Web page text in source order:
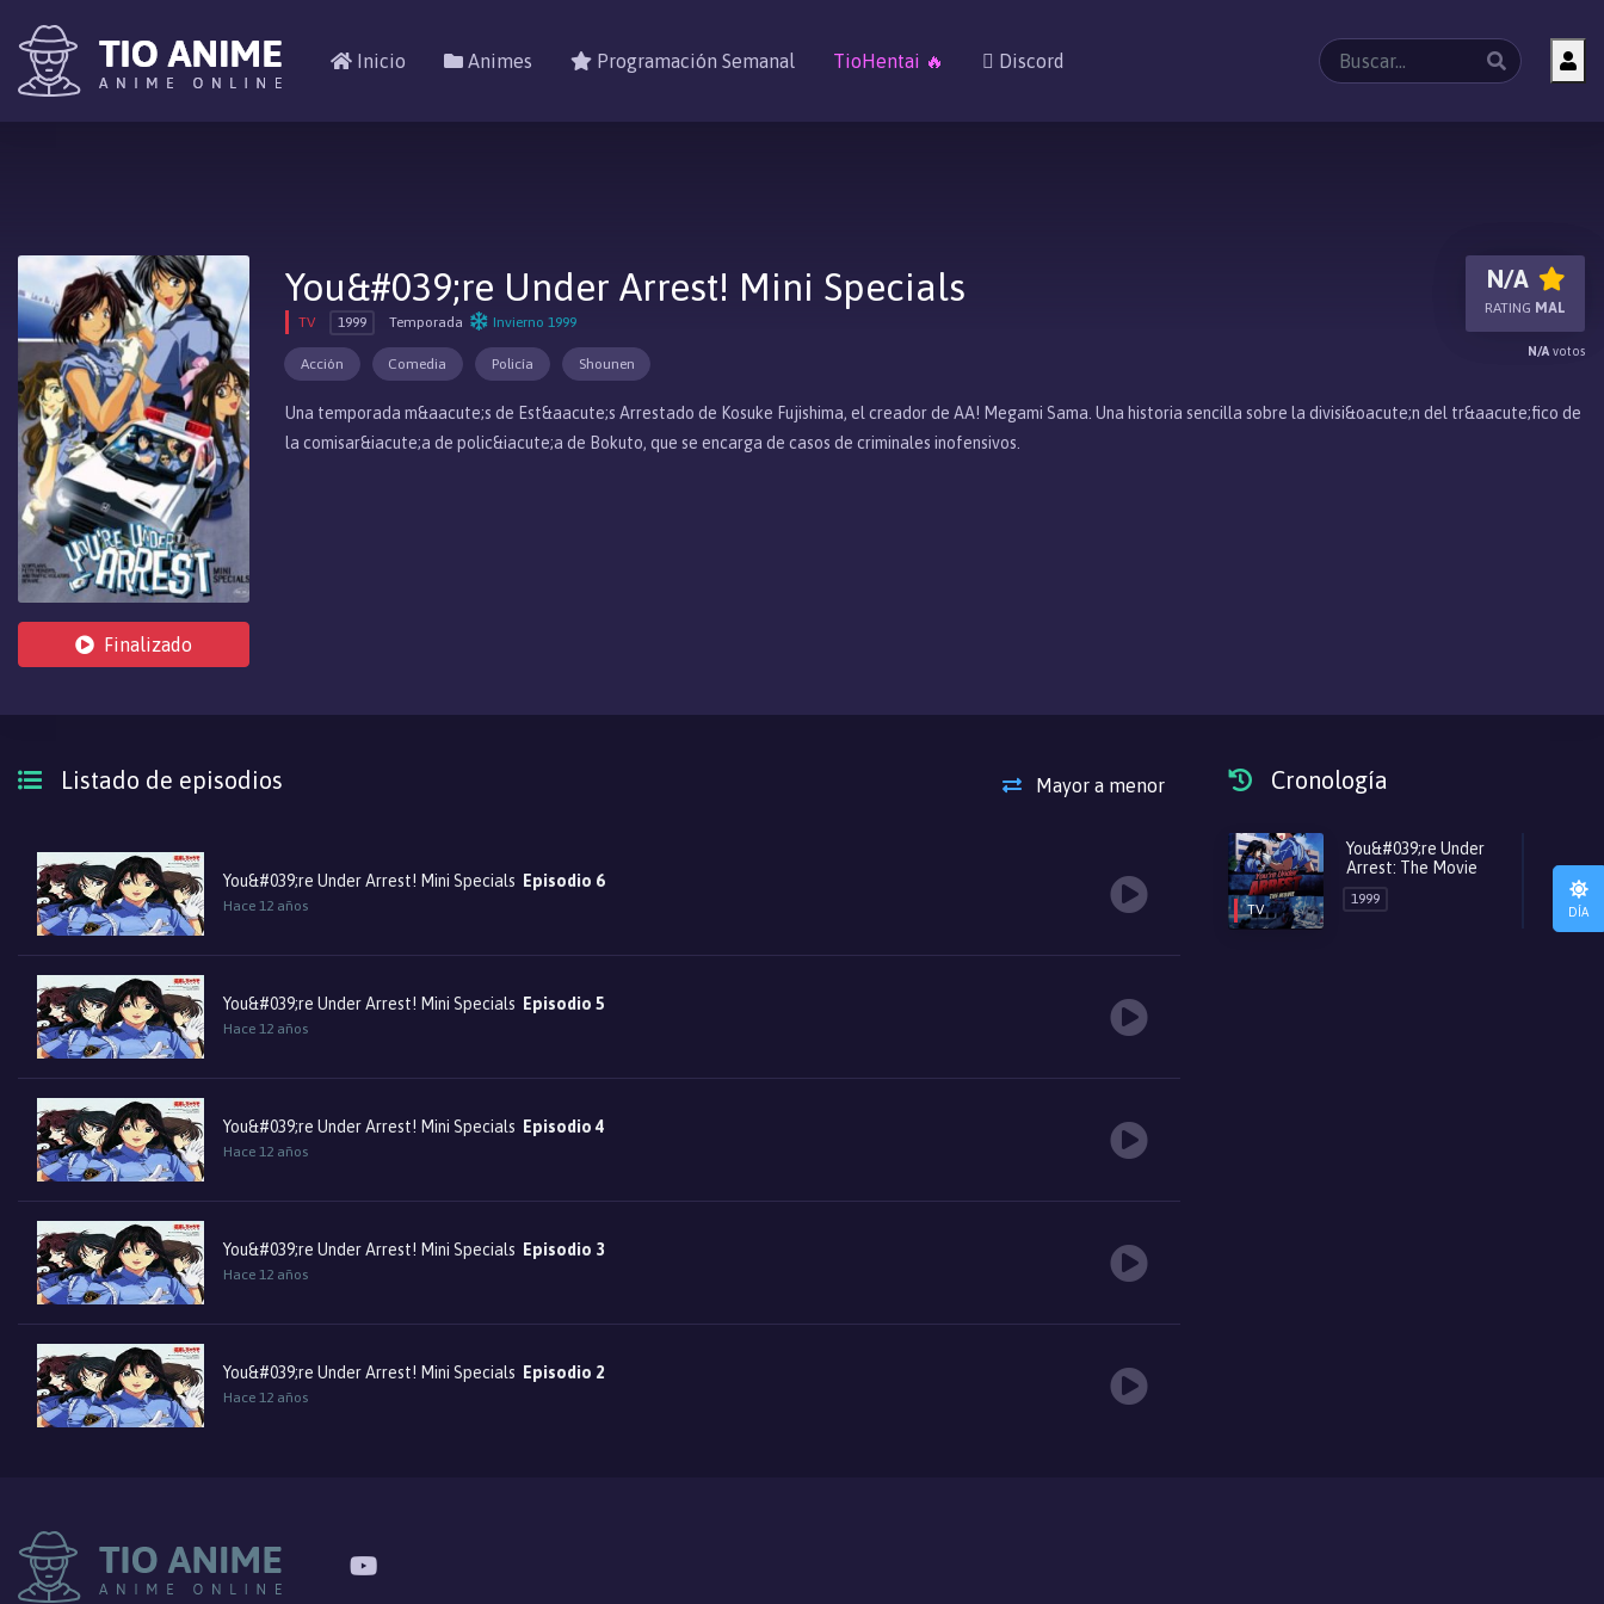
Inicio Animes Programación Semanal TioHentai 🔥 Discord
Finalizado
You&#039;re Under Arrest! Mini Specials
TV 1999 Temporada Invierno 1999
Acción Comedia Policía Shounen
Una temporada m&aacute;s de Est&aacute;s Arrestado de Kosuke Fujishima, el creador de AA! Megami Sama. Una historia sencilla sobre la divisi&oacute;n del tr&aacute;fico de
la comisar&iacute;a de polic&iacute;a de Bokuto, que se encarga de casos de criminales inofensivos.
N/A
RATING MAL
N/A votos
Listado de episodios Mayor a menor
You&#039;re Under Arrest! Mini Specials Episodio 6
Hace 12 años
You&#039;re Under Arrest! Mini Specials Episodio 5
Hace 12 años
You&#039;re Under Arrest! Mini Specials Episodio 4
Hace 12 años
You&#039;re Under Arrest! Mini Specials Episodio 3
Hace 12 años
You&#039;re Under Arrest! Mini Specials Episodio 2
Hace 12 años
Cronología
TV
You&#039;re Under
Arrest: The Movie
1999
DÍA